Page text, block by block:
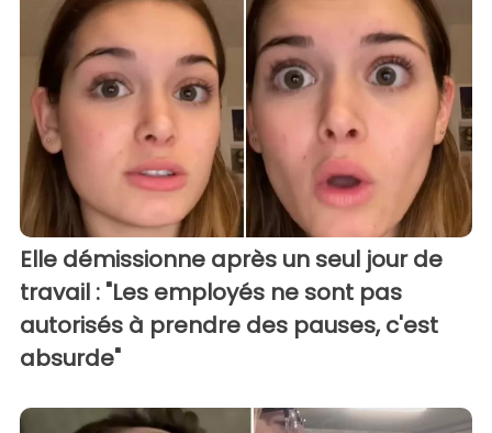
Elle démissionne après un seul jour de
travail : "Les employés ne sont pas
autorisés à prendre des pauses, c'est
absurde"